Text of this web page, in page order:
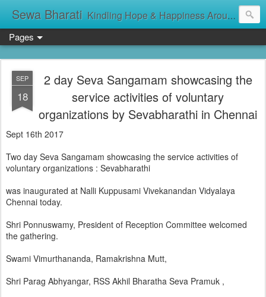
Sewa Bharati Kindling Hope & Happiness Around सेवा भारती சேவாபாரதி సేవా భారతి സേവാഭാരതി સેવા ભારતી সেবা ভাঁরাটি
Pages
SEP
18
2 day Seva Sangamam showcasing the
service activities of voluntary
organizations by Sevabharathi in Chennai
Sept 16th 2017
Two day Seva Sangamam showcasing the service activities of
voluntary organizations : Sevabharathi
was inaugurated at Nalli Kuppusami Vivekanandan Vidyalaya
Chennai today.
Shri Ponnuswamy, President of Reception Committee welcomed
the gathering.
Swami Vimurthananda, Ramakrishna Mutt,
Shri Parag Abhyangar, RSS Akhil Bharatha Seva Pramuk ,